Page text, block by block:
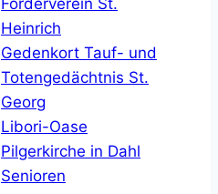
Förderverein St.
Heinrich
Gedenkort Tauf- und
Totengedächtnis St.
Georg
Libori-Oase
Pilgerkirche in Dahl
Senioren